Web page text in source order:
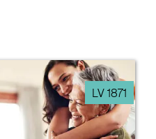
LV 1871